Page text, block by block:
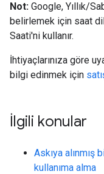
Not: Google, Yıllık/
belirlemek için saat
Saati'ni kullanır.
İhtiyaçlarınıza göre
bilgi edinmek için
İlgili konular
Askıya alınmış
kullanıma alma